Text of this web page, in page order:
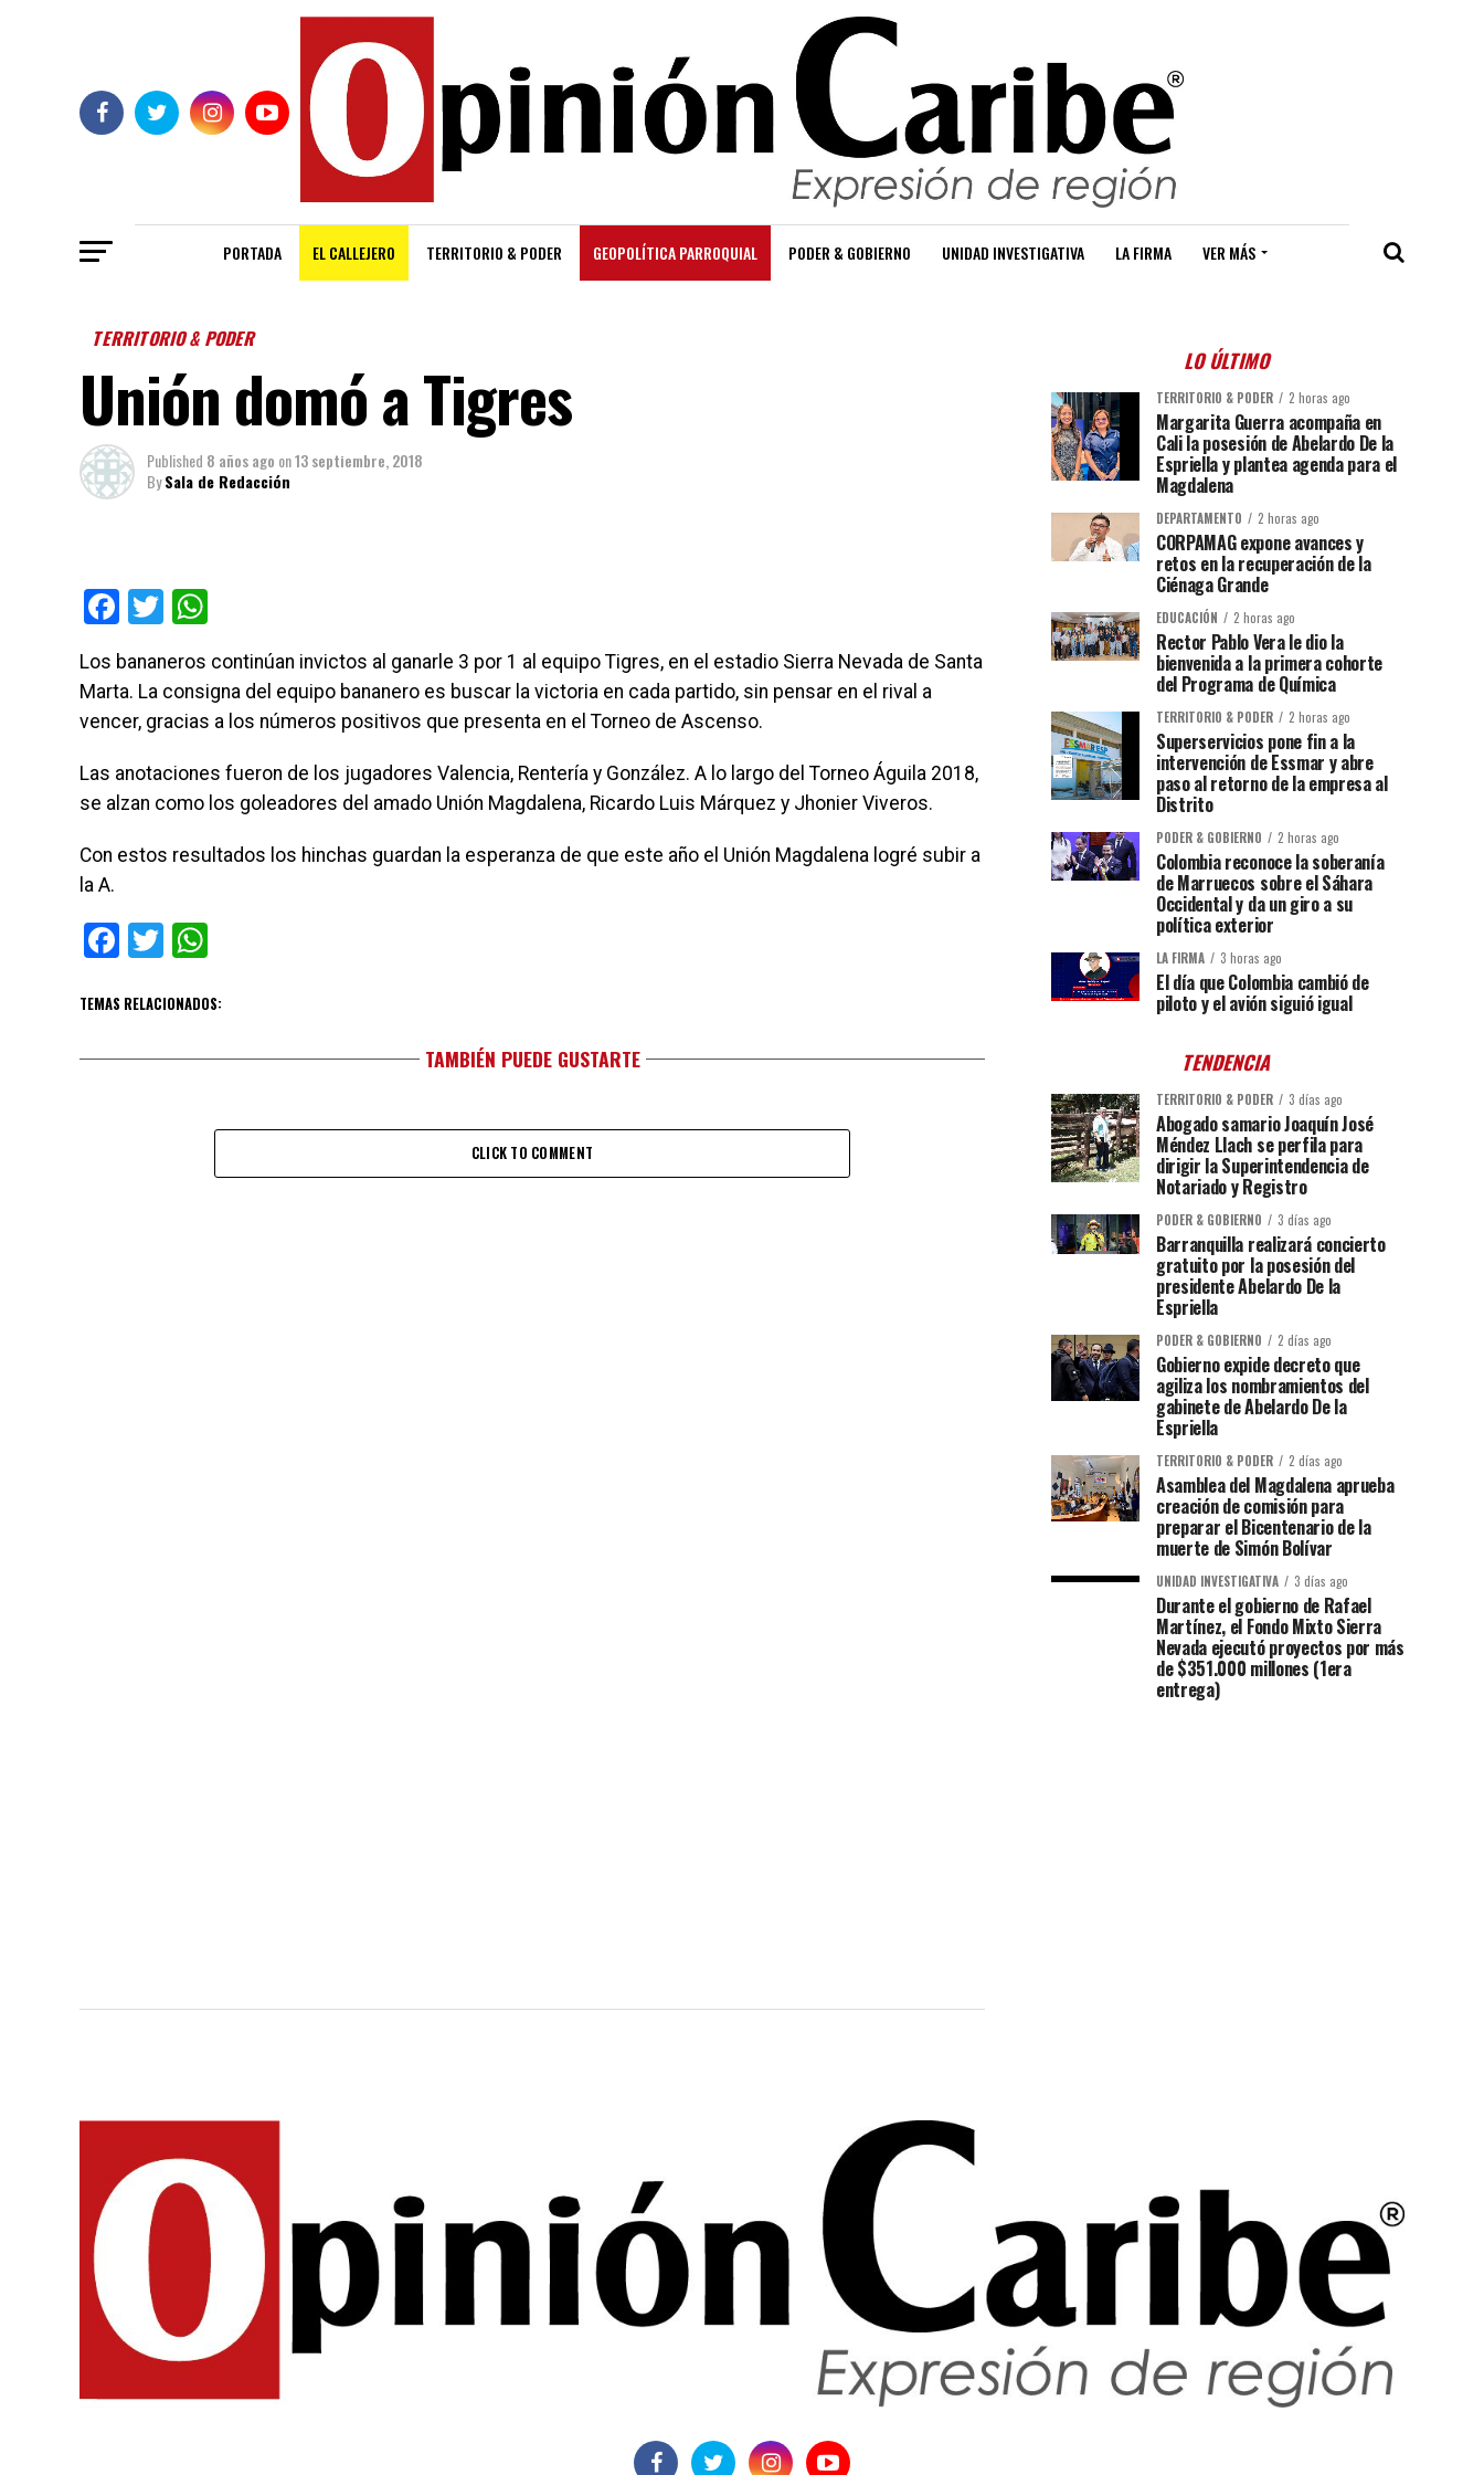
PORTADA EL CALLEJERO TERRITORIO & PODER GEOPOLÍTICA PARROQUIAL PODER & GOBIERNO UNIDAD INVESTIGATIVA LA FIRMA VER MÁS
TERRITORIO & PODER
Unión domó a Tigres
Published 8 años ago on13 septiembre, 2018
BySala de Redacción
Facebook
Twitter
Los bananeros continúan invictos al ganarle 3 por 1 al equipo Tigres, en el estadio Sierra Nevada de Santa
Marta. La consigna del equipo bananero es buscar la victoria en cada partido, sin pensar en el rival a
vencer, gracias a los números positivos que presenta en el Torneo de Ascenso.
Las anotaciones fueron de los jugadores Valencia, Rentería y González. A lo largo del Torneo Águila 2018,
se alzan como los goleadores del amado Unión Magdalena, Ricardo Luis Márquez y Jhonier Viveros.
Con estos resultados los hinchas guardan la esperanza de que este año el Unión Magdalena logré subir a
la A.
Facebook
Twitter
TEMAS RELACIONADOS:
TAMBIÉN PUEDE GUSTARTE
CLICK TO COMMENT
LO ÚLTIMO
TERRITORIO & PODER 2 horas ago
Margarita Guerra acompaña en
Cali la posesión de Abelardo De la
Espriella y plantea agenda para el
Magdalena
DEPARTAMENTO 2 horas ago
CORPAMAG expone avances y
retos en la recuperación de la
Ciénaga Grande
EDUCACIÓN 2 horas ago
Rector Pablo Vera le dio la
bienvenida a la primera cohorte
del Programa de Química
TERRITORIO & PODER 2 horas ago
Superservicios pone fin a la
intervención de Essmar y abre
paso al retorno de la empresa al
Distrito
PODER & GOBIERNO 2 horas ago
Colombia reconoce la soberanía
de Marruecos sobre el Sáhara
Occidental y da un giro a su
política exterior
LA FIRMA 3 horas ago
El día que Colombia cambió de
piloto y el avión siguió igual
TENDENCIA
TERRITORIO & PODER 3 días ago
Abogado samario Joaquín José
Méndez Llach se perfila para
dirigir la Superintendencia de
Notariado y Registro
PODER & GOBIERNO 3 días ago
Barranquilla realizará concierto
gratuito por la posesión del
presidente Abelardo De la
Espriella
PODER & GOBIERNO 2 días ago
Gobierno expide decreto que
agiliza los nombramientos del
gabinete de Abelardo De la
Espriella
TERRITORIO & PODER 2 días ago
Asamblea del Magdalena aprueba
creación de comisión para
preparar el Bicentenario de la
muerte de Simón Bolívar
UNIDAD INVESTIGATIVA 3 días ago
Durante el gobierno de Rafael
Martínez, el Fondo Mixto Sierra
Nevada ejecutó proyectos por más
de $351.000 millones (1era
entrega)